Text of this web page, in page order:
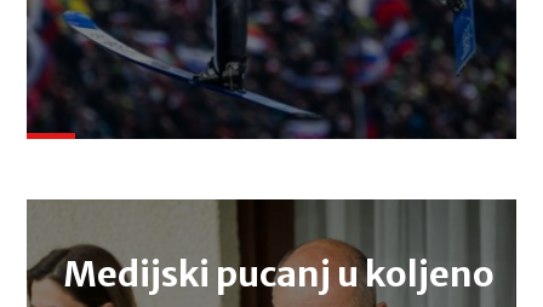
Medijski pucanj u koljeno